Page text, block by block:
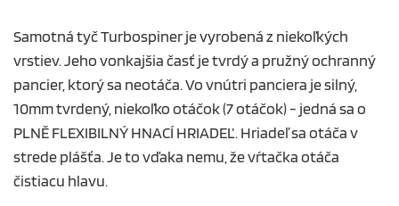
Samotná tyč Turbospiner je vyrobená z niekoľkých
vrstiev. Jeho vonkajšia časť je tvrdý a pružný ochranný
pancier, ktorý sa neotáča. Vo vnútri panciera je silný,
10mm tvrdený, niekoľko otáčok (7 otáčok) - jedná sa o
PLNĚ FLEXIBILNÝ HNACÍ HRIADEĽ. Hriadeľ sa otáča v
strede plášťa. Je to vďaka nemu, že vŕtačka otáča
čistiacu hlavu.